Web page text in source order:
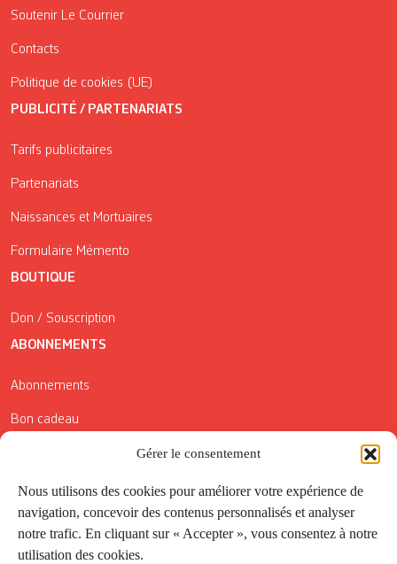
Gérer le consentement
Nous utilisons des cookies pour améliorer votre expérience de
navigation, concevoir des contenus personnalisés et analyser
notre trafic. En cliquant sur « Accepter », vous consentez à notre
utilisation des cookies.
Soutenir Le Courrier
Contacts
Politique de cookies (UE)
PUBLICITÉ / PARTENARIATS
Tarifs publicitaires
Partenariats
Naissances et Mortuaires
Formulaire Mémento
BOUTIQUE
Don / Souscription
ABONNEMENTS
Abonnements
Bon cadeau
Conditions générales de vente
Réductions de la Carte Côté Courrier
Application